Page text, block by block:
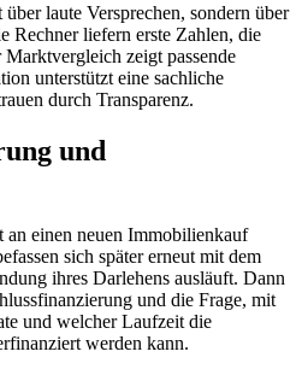
laute Versprechen, sondern über
Rechner liefern erste Zahlen, die
zeigt passende
unterstützt eine sachliche
durch Transparenz.
und
einen neuen Immobilienkauf
sich später erneut mit dem
ihres Darlehens ausläuft. Dann
und die Frage, mit
und welcher Laufzeit die
werden kann.